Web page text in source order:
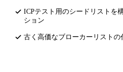
ICPテスト用のシードリストを
ション
古く高価なブローカーリスト